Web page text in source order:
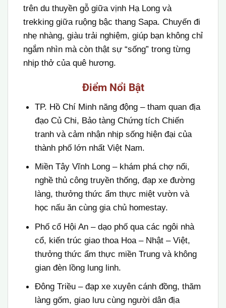
trên du thuyền gỗ giữa vịnh Hạ Long và
trekking giữa ruộng bậc thang Sapa. Chuyến đi
nhẹ nhàng, giàu trải nghiệm, giúp bạn không chỉ
ngắm nhìn mà còn thật sự “sống” trong từng
nhịp thở của quê hương.
Điểm Nổi Bật
TP. Hồ Chí Minh năng động – tham quan địa
đạo Củ Chi, Bảo tàng Chứng tích Chiến
tranh và cảm nhận nhịp sống hiện đại của
thành phố lớn nhất Việt Nam.
Miền Tây Vĩnh Long – khám phá chợ nổi,
nghề thủ công truyền thống, đạp xe đường
làng, thưởng thức ẩm thực miệt vườn và
học nấu ăn cùng gia chủ homestay.
Phố cổ Hội An – dạo phố qua các ngôi nhà
cổ, kiến trúc giao thoa Hoa – Nhật – Việt,
thưởng thức ẩm thực miền Trung và không
gian đèn lồng lung linh.
Đông Triều – đạp xe xuyên cánh đồng, thăm
làng gốm, giao lưu cùng người dân địa